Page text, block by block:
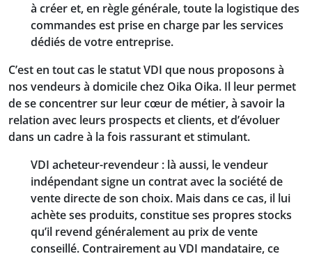
à créer et, en règle générale, toute la logistique des
commandes est prise en charge par les services
dédiés de votre entreprise.
C’est en tout cas le statut VDI que nous proposons à
nos vendeurs à domicile chez Oika Oika. Il leur permet
de se concentrer sur leur cœur de métier, à savoir la
relation avec leurs prospects et clients, et d’évoluer
dans un cadre à la fois rassurant et stimulant.
VDI acheteur-revendeur : là aussi, le vendeur
indépendant signe un contrat avec la société de
vente directe de son choix. Mais dans ce cas, il lui
achète ses produits, constitue ses propres stocks
qu’il revend généralement au prix de vente
conseillé. Contrairement au VDI mandataire, ce